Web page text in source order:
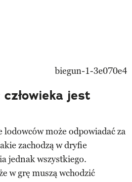
człowieka jest
lodowców może odpowiadać za
zachodzą w dryfie
jednak wszystkiego.
w grę muszą wchodzić